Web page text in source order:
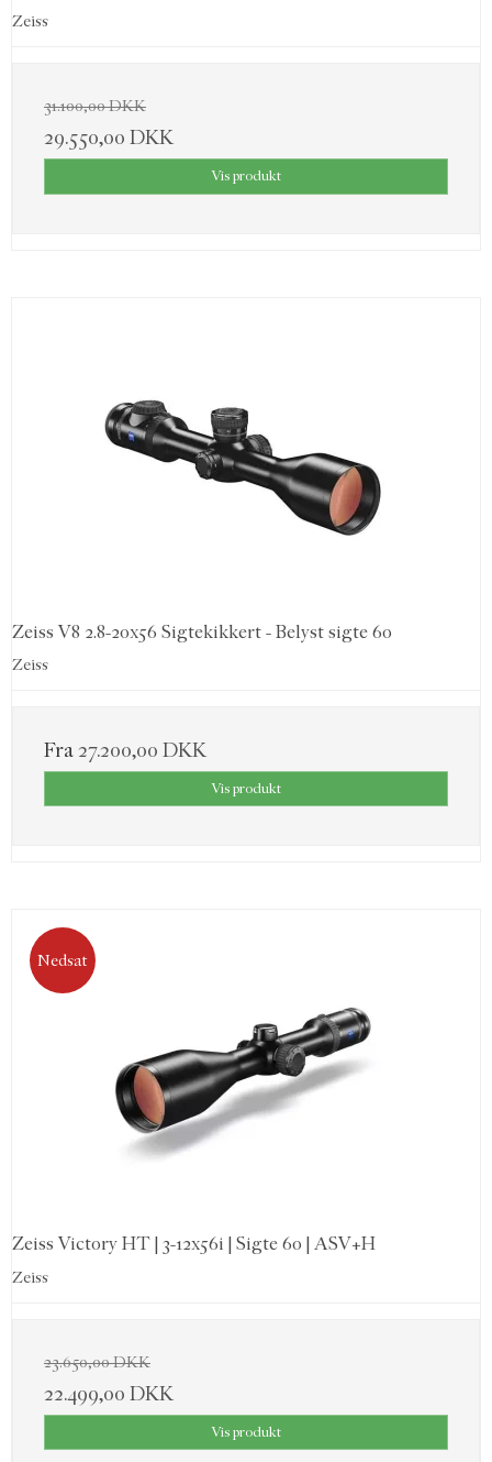
Zeiss
31.100,00 DKK
29.550,00 DKK
Vis produkt
Zeiss V8 2.8-20x56 Sigtekikkert - Belyst sigte 60
Zeiss
Fra27.200,00 DKK
Vis produkt
Nedsat
Zeiss Victory HT | 3-12x56i | Sigte 60 | ASV+H
Zeiss
23.650,00 DKK
22.499,00 DKK
Vis produkt